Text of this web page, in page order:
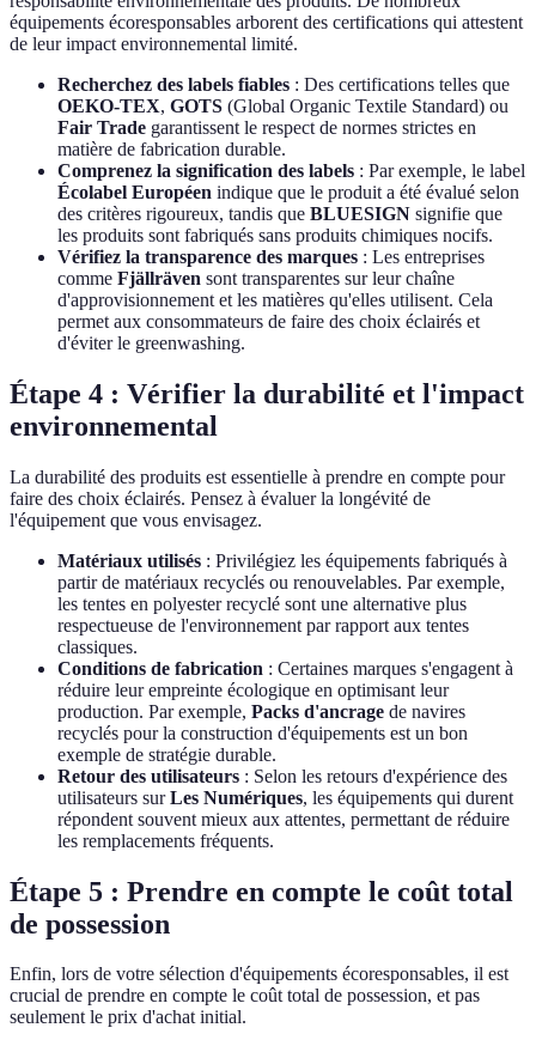
équipements écoresponsables arborent des certifications qui attestent
de leur impact environnemental limité.
Recherchez des labels fiables : Des certifications telles que
OEKO-TEX, GOTS (Global Organic Textile Standard) ou
Fair Trade garantissent le respect de normes strictes en
matière de fabrication durable.
Comprenez la signification des labels : Par exemple, le label
Écolabel Européen indique que le produit a été évalué selon
des critères rigoureux, tandis que BLUESIGN signifie que
les produits sont fabriqués sans produits chimiques nocifs.
Vérifiez la transparence des marques : Les entreprises
comme Fjällräven sont transparentes sur leur chaîne
d'approvisionnement et les matières qu'elles utilisent. Cela
permet aux consommateurs de faire des choix éclairés et
d'éviter le greenwashing.
Étape 4 : Vérifier la durabilité et l'impact
environnemental
La durabilité des produits est essentielle à prendre en compte pour
faire des choix éclairés. Pensez à évaluer la longévité de
l'équipement que vous envisagez.
Matériaux utilisés : Privilégiez les équipements fabriqués à
partir de matériaux recyclés ou renouvelables. Par exemple,
les tentes en polyester recyclé sont une alternative plus
respectueuse de l'environnement par rapport aux tentes
classiques.
Conditions de fabrication : Certaines marques s'engagent à
réduire leur empreinte écologique en optimisant leur
production. Par exemple, Packs d'ancrage de navires
recyclés pour la construction d'équipements est un bon
exemple de stratégie durable.
Retour des utilisateurs : Selon les retours d'expérience des
utilisateurs surLes Numériques, les équipements qui durent
répondent souvent mieux aux attentes, permettant de réduire
les remplacements fréquents.
Étape 5 : Prendre en compte le coût total
de possession
Enfin, lors de votre sélection d'équipements écoresponsables, il est
crucial de prendre en compte le coût total de possession, et pas
seulement le prix d'achat initial.